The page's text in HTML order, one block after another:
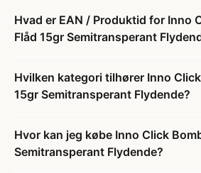
Hvad er EAN / Produktid for Inno
Flåd 15gr Semitransperant
Hvilken kategori tilhører Inno
15gr Semitransperant Flydende?
Hvor kan jeg købe Inno Click
Semitransperant Flydende?